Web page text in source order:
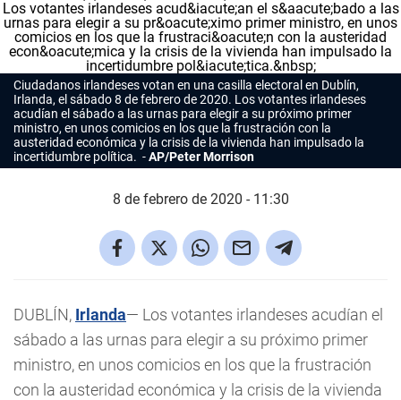
Ciudadanos irlandeses votan en una casilla electoral en Dublín,
Irlanda, el sábado 8 de febrero de 2020. Los votantes irlandeses
acudían el sábado a las urnas para elegir a su próximo primer
ministro, en unos comicios en los que la frustración con la
austeridad económica y la crisis de la vivienda han impulsado la
incertidumbre política.
AP/Peter Morrison
8 de febrero de 2020 - 11:30
DUBLÍN, Irlanda— Los votantes irlandeses acudían el
sábado a las urnas para elegir a su próximo primer
ministro, en unos comicios en los que la frustración
con la austeridad económica y la crisis de la vivienda